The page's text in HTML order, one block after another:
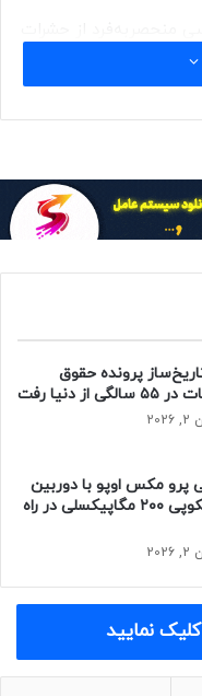
در باغ
گرفته
باغ
بذرها
از آن‌ها
پرونده حقوق
از دنیا رفت
مکس اوپو با دوربین
پریسکوپی ۲۰۰ مگاپیکسلی در راه
نمایید